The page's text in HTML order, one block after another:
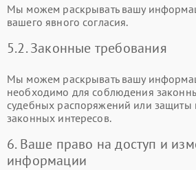
Мы можем раскрывать вашу
вашего явного согласия.
5.2. Законные требования
Мы можем раскрывать вашу
необходимо для соблюдения
судебных распоряжений или защиты
законных интересов.
6. Ваше право на доступ и
информации